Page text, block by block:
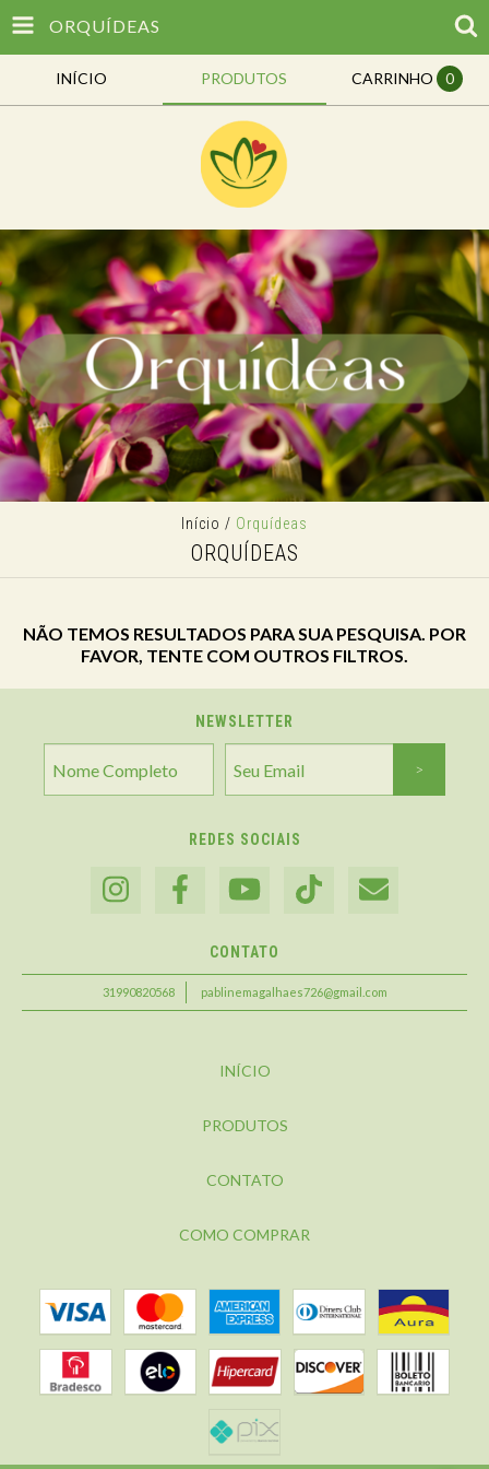
ORQUÍDEAS
INÍCIO PRODUTOS CARRINHO 0
Início / Orquídeas
ORQUÍDEAS
NÃO TEMOS RESULTADOS PARA SUA PESQUISA. POR
FAVOR, TENTE COM OUTROS FILTROS.
NEWSLETTER
REDES SOCIAIS
CONTATO
31990820568 pablinemagalhaes726@gmail.com
INÍCIO
PRODUTOS
CONTATO
COMO COMPRAR